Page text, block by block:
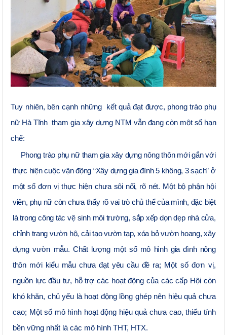
Tuy nhiên, bên cạnh những
kết quả đạt được, phong trào phụ
nữ Hà Tĩnh tham gia xây dựng NTM vẫn đang còn một số hạn
chế:
Phong trào phụ nữ tham gia xây dựng nông thôn mới gắn với
thực hiện cuộc vận động “Xây dựng gia đình 5 không, 3 sạch” ở
một số đơn vị thực hiện chưa sôi nổi, rõ nét. Một bộ phận hội
viên, phụ nữ còn chưa thấy rõ vai trò chủ thể của mình, đặc biệt
là trong công tác vệ sinh môi trường, sắp xếp dọn dẹp nhà cửa,
chỉnh trang vườn hộ, cải tạo vườn tạp, xóa bỏ vườn hoang, xây
dựng vườn mẫu. Chất lượng một số mô hình gia đình nông
thôn mới kiểu mẫu chưa đạt yêu cầu đề ra; Một số đơn vị,
nguồn lực đầu tư, hỗ trợ các hoạt động của các cấp Hội còn
khó khăn, chủ yếu là hoạt động lồng ghép nên hiệu quả chưa
cao; Một số mô hình hoạt động hiệu quả chưa cao, thiếu tính
bền vững nhất là các mô hình THT, HTX.